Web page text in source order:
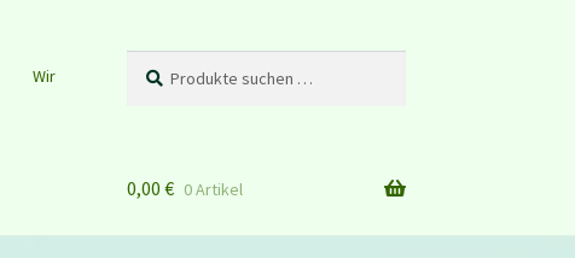
Wir
nach:
0,00 € 0 Artikel